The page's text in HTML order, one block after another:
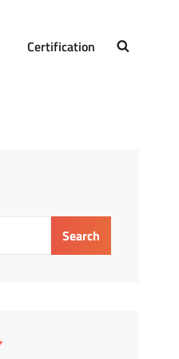
Certification
Search